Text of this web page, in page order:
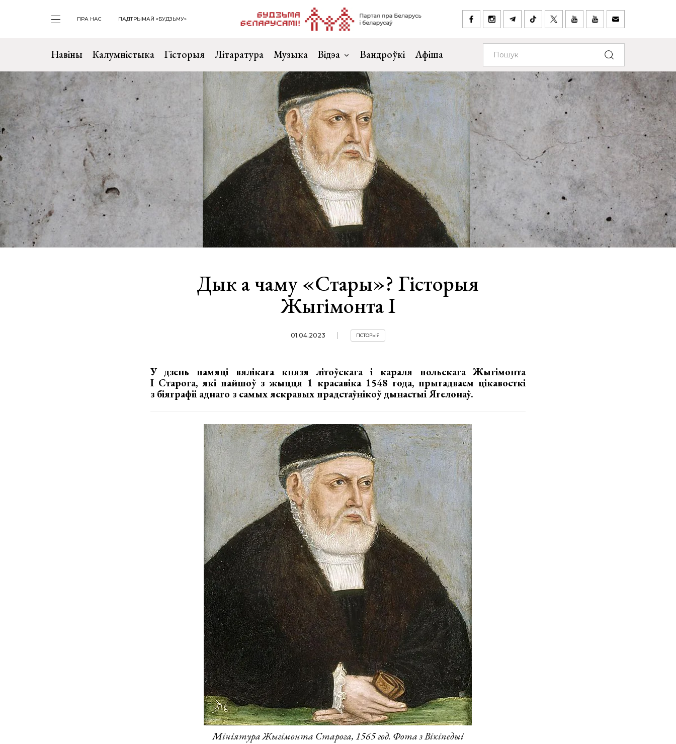
ПРА НАС ПАДТРЫМАЙ «БУДЗЬМУ»
Навіны Калумністыка Гісторыя Літаратура Музыка Відэа Вандроўкі Афіша
Дык а чаму «Стары»? Гісторыя
Жыгімонта І
01.04.2023 ГІСТОРЫЯ
У дзень памяці вялікага князя літоўскага і караля польскага Жыгімонта
І Старога, які пайшоў з жыцця 1 красавіка 1548 года, прыгадваем цікавосткі
з біяграфіі аднаго з самых яскравых прадстаўнікоў дынастыі Ягелонаў.
Мініятура Жыгімонта Старога, 1565 год. Фота з Вікіпедыі